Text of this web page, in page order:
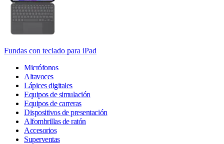
Fundas con teclado para iPad
Micrófonos
Altavoces
Lápices digitales
Equipos de simulación
Equipos de carreras
Dispositivos de presentación
Alfombrillas de ratón
Accesorios
Superventas